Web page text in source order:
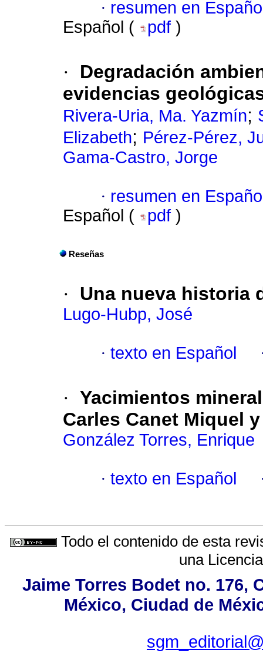
· resumen en
Español (
pdf )
·
Degradación
evidencias
Rivera-Uria, Ma. Yazmín;
Elizabeth; Pérez-Pérez,
Gama-Castro, Jorge
· resumen en
Español (
pdf )
Reseñas
· Una nueva historia
Lugo-Hubp, José
· texto en Español
· Yacimientos
Carles Canet Miquel
González Torres, Enrique
· texto en Español
Todo el contenido de esta
una
Jaime Torres Bodet no. 176,
México, Ciudad de